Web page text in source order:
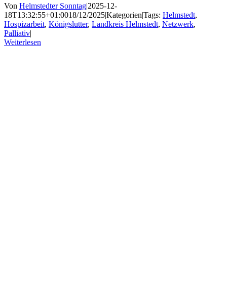
Von Helmstedter Sonntag|2025-12-
18T13:32:55+01:0018/12/2025|Kategorien|Tags: Helmstedt,
Hospizarbeit, Königslutter, Landkreis Helmstedt, Netzwerk,
Palliativ|
Weiterlesen